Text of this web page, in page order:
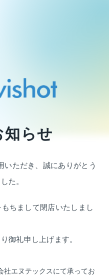
知らせ
ただき、 誠にありがとう
た。
もちまして閉店いたしまし
御礼申し上げます。
社エヌテックスにて承ってお